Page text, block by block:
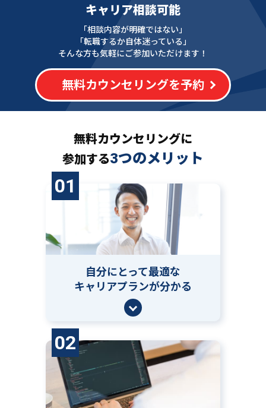
キャリア相談可能
「相談内容が明確ではない」
「転職するか自体迷っている」
そんな方も気軽にご参加いただけます！
無料カウンセリングを予約
無料カウンセリングに
参加する3つのメリット
01
自分にとって最適な
キャリアプランが分かる
02